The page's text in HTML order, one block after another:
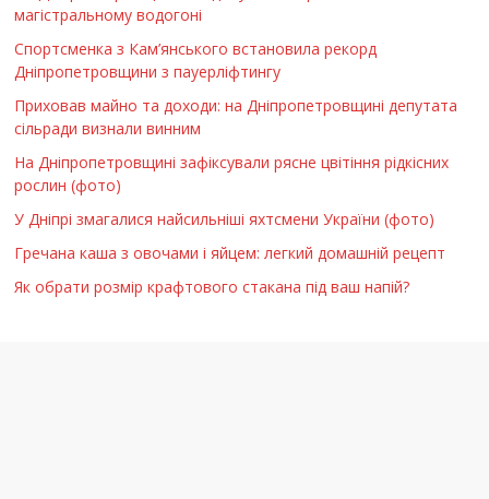
магістральному водогоні
Спортсменка з Кам’янського встановила рекорд
Дніпропетровщини з пауерліфтингу
Приховав майно та доходи: на Дніпропетровщині депутата
сільради визнали винним
На Дніпропетровщині зафіксували рясне цвітіння рідкісних
рослин (фото)
У Дніпрі змагалися найсильніші яхтсмени України (фото)
Гречана каша з овочами і яйцем: легкий домашній рецепт
Як обрати розмір крафтового стакана під ваш напій?